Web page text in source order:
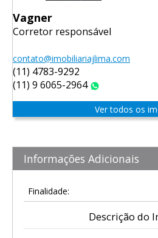
Vagner
Corretor responsável
contato@imobiliariajlima.com
(11) 4783-9292
(11) 9 6065-2964
Ver todos os
Informações Adicionais
Finalidade:
Descrição do